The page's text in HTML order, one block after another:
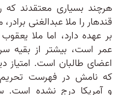
هرچند بسیاری معتقدند که
قندهار را ملا عبدالغنی
بر عهده دارد، اما ملا
عمر است، بیشتر از بقیه
اعضای طالبان است. امتیاز
که نامش در فهرست
و آمریکا درج نشده است.